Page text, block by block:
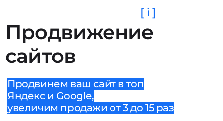
Продвижение
сайтов
[ i ]
Продвинем ваш сайт в топ
Яндекс и Google,
увеличим продажи от 3 до 15 раз